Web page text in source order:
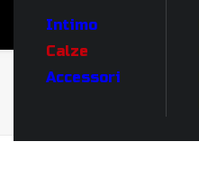
Intimo
Calze
Accessori